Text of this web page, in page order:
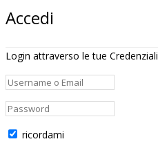
Accedi
Login attraverso le tue Credenziali
ricordami